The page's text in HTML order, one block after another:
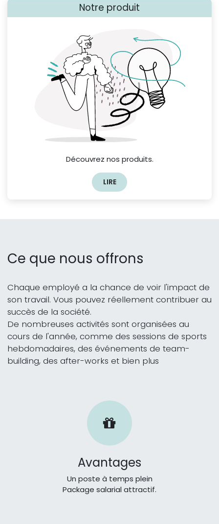
Notre produit
Découvrez nos produits.
LIRE
Ce que nous offrons
Chaque employé a la chance de voir l'impact de
son travail. Vous pouvez réellement contribuer au
succès de la société.
De nombreuses activités sont organisées au
cours de l'année, comme des sessions de sports
hebdomadaires, des événements de team-
building, des after-works et bien plus
Avantages
Un poste à temps plein
Package salarial attractif.